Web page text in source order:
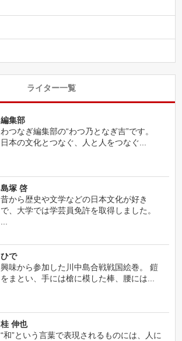
ライター一覧
編集部
わつなぎ編集部の“わつ乃となぎ吉”です。
日本の文化とつなぐ、人と人をつなぐ...
島塚 啓
昔から歴史や文学などの日本文化が好き
で、大学では学芸員免許を取得しました。
...
ひで
興味から参加した川中島合戦戦国絵巻。 鎧
をまとい、手には槍に模した棒、腰には...
桂 伸也
“和”という言葉で表現されるものには、人に